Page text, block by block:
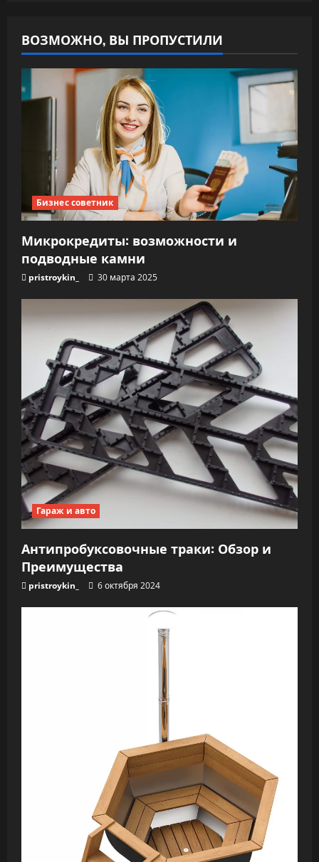
ВОЗМОЖНО, ВЫ ПРОПУСТИЛИ
Бизнес советник
Микрокредиты: возможности и
подводные камни
pristroykin_ 30 марта 2025
Гараж и авто
Антипробуксовочные траки: Обзор и
Преимущества
pristroykin_ 6 октября 2024